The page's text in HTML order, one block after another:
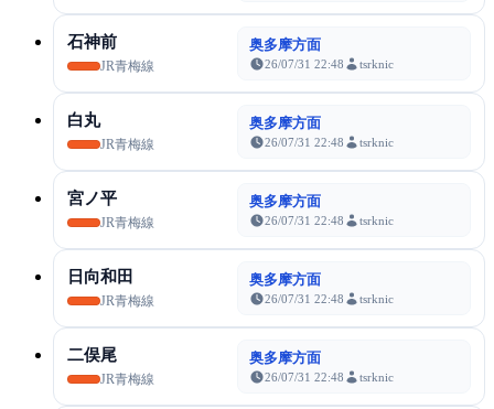
石神前
JR青梅線
奥多摩方面
26/07/31 22:48 tsrknic
白丸
JR青梅線
奥多摩方面
26/07/31 22:48 tsrknic
宮ノ平
JR青梅線
奥多摩方面
26/07/31 22:48 tsrknic
日向和田
JR青梅線
奥多摩方面
26/07/31 22:48 tsrknic
二俣尾
JR青梅線
奥多摩方面
26/07/31 22:48 tsrknic